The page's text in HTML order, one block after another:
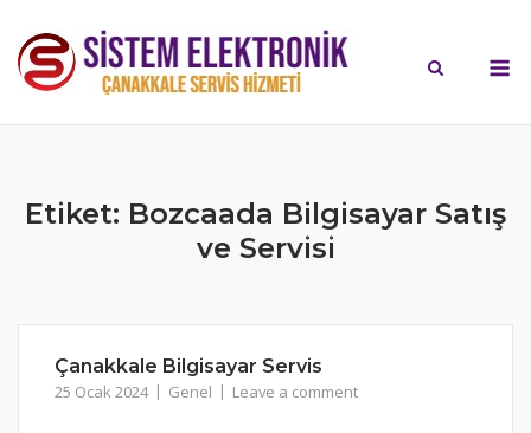
content
Etiket: Bozcaada Bilgisayar Satış
ve Servisi
Çanakkale Bilgisayar Servis
25 Ocak 2024 Genel Leave a comment